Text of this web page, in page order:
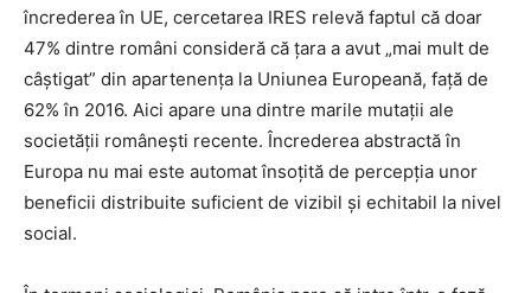
încrederea în UE, cercetarea IRES relevă faptul că doar
47% dintre români consideră că țara a avut „mai mult de
câștigat” din apartenența la Uniunea Europeană, față de
62% în 2016. Aici apare una dintre marile mutații ale
societății românești recente. Încrederea abstractă în
Europa nu mai este automat însoțită de percepția unor
beneficii distribuite suficient de vizibil și echitabil la nivel
social.